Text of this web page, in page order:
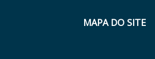
MAPA DO SITE